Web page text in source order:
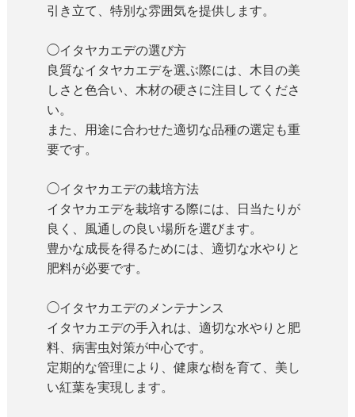
引き立て、特別な雰囲気を提供します。
◯イタヤカエデの選び方
良質なイタヤカエデを選ぶ際には、木目の美
しさと色合い、木材の硬さに注目してくださ
い。
また、用途に合わせた適切な品種の選定も重
要です。
◯イタヤカエデの栽培方法
イタヤカエデを栽培する際には、日当たりが
良く、風通しの良い場所を選びます。
豊かな成長を得るためには、適切な水やりと
肥料が必要です。
◯イタヤカエデのメンテナンス
イタヤカエデの手入れは、適切な水やりと肥
料、病害虫対策が中心です。
定期的な管理により、健康な樹を育て、美し
い紅葉を実現します。